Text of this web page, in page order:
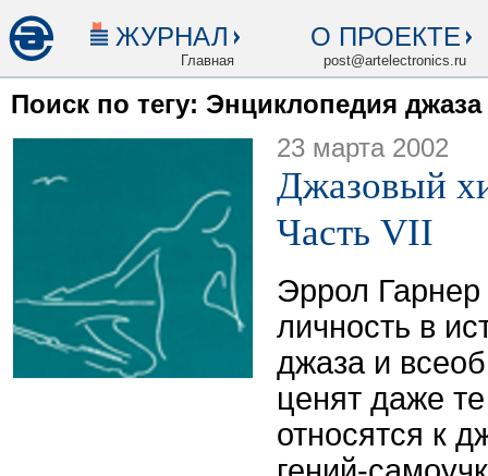
ЖУРНАЛ
Главная
О ПРОЕКТЕ
post@artelectronics.ru
Поиск по тегу: Энциклопедия джаза
23 марта 2002
Джазовый
Часть VII
Эррол Гарнер
личность в
джаза и
ценят даже
относятся к